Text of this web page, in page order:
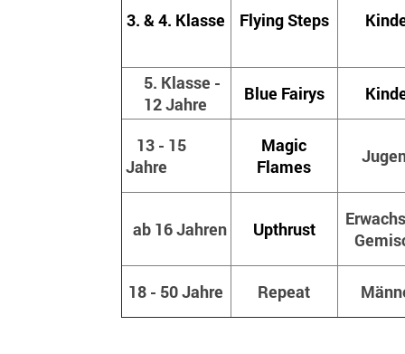
3. & 4. Klasse Flying Steps
5. Klasse -
12 Jahre
Blue Fairys
13 - 15
Jahre
Magic
Flames
ab 16 Jahren Upthrust
18 - 50 Jahre Repeat